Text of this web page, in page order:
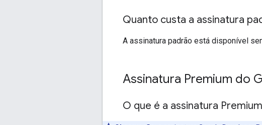
Quanto custa a assinatura
A assinatura padrão está disponível
Assinatura Premium do
O que é a assinatura